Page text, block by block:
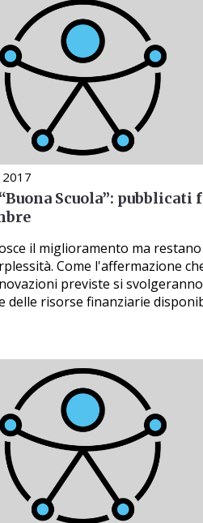
Scuola”: pubblicati
il miglioramento ma restano
Come l'affermazione
previste si svolgeranno
delle risorse finanziarie